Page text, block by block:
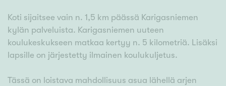
Koti sijaitsee vain n. 1,5 km päässä Karigasniemen
kylän palveluista. Karigasniemen uuteen
koulukeskukseen matkaa kertyy n. 5 kilometriä. Lisäksi
lapsille on järjestetty ilmainen koulukuljetus.
Tässä on loistava mahdollisuus asua lähellä arjen